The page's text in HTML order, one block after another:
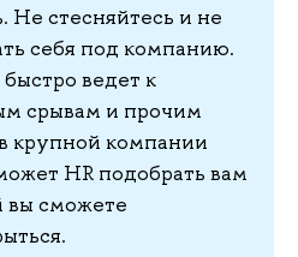
Не стесняйтесь и не
себя под компанию.
ведет к
срывам и прочим
крупной компании
HR подобрать вам
вы сможете